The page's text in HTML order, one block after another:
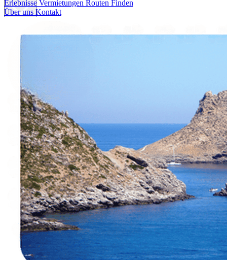
Über uns
Menu
Erlebnisse Vermietungen Routen Finden
Über uns Kontakt